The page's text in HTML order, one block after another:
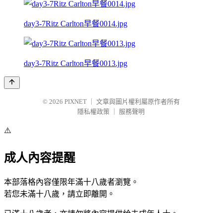
day3-7Ritz Carlton早餐0014.jpg
day3-7Ritz Carlton早餐0013.jpg
© 2026 PIXNET
文章與圖片權利屬原作者所有
隱私權政策
服務聲明
⚠️
成人內容提醒
本部落格內容僅限年滿十八歲者瀏覽。
若您未滿十八歲，請立即離開。